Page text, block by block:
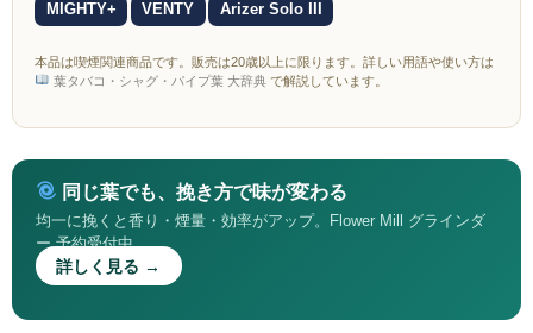
MIGHTY+ VENTY Arizer Solo III
本品は喫煙関連商品です。販売は20歳以上に限ります。詳しい用語や使い方は
葉タバコ・シャグ・パイプ葉 大辞典 で解説しています。
同じ葉でも、挽き方で味が変わる
均一に挽くと香り・煙量・効率がアップ。Flower Mill グラインダ
ー 予約受付中
詳しく見る →